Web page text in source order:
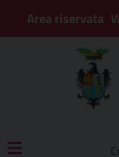
Area riservata